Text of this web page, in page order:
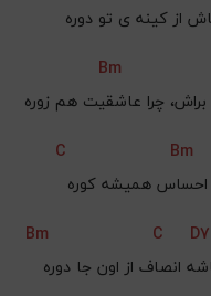
از کینه ی تو دوره
Bm
چرا عاشقیت هم زوره
C
Bm
احساس همیشه کوره
Bm
C D7
انصاف از اون جا دوره